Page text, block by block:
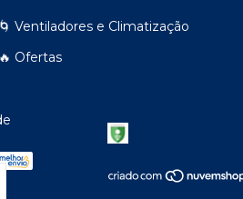
🌀 Ventiladores e Climatização
🔥 Ofertas